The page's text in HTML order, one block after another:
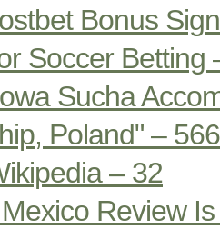
Bonus
Soccer Betting
Sucha
Poland" – 566
– 32
Review